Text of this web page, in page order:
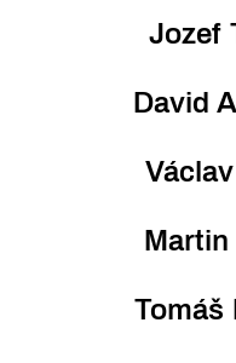
Jozef
David
Tomáš